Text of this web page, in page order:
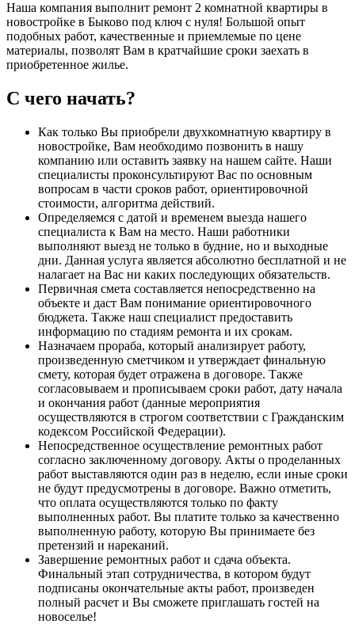
Наша компания выполнит ремонт 2 комнатной квартиры в
новостройке в Быково под ключ с нуля! Большой опыт
подобных работ, качественные и приемлемые по цене
материалы, позволят Вам в кратчайшие сроки заехать в
приобретенное жилье.
С чего начать?
Как только Вы приобрели двухкомнатную квартиру в
новостройке, Вам необходимо позвонить в нашу
компанию или оставить заявку на нашем сайте. Наши
специалисты проконсультируют Вас по основным
вопросам в части сроков работ, ориентировочной
стоимости, алгоритма действий.
Определяемся с датой и временем выезда нашего
специалиста к Вам на место. Наши работники
выполняют выезд не только в будние, но и выходные
дни. Данная услуга является абсолютно бесплатной и не
налагает на Вас ни каких последующих обязательств.
Первичная смета составляется непосредственно на
объекте и даст Вам понимание ориентировочного
бюджета. Также наш специалист предоставить
информацию по стадиям ремонта и их срокам.
Назначаем прораба, который анализирует работу,
произведенную сметчиком и утверждает финальную
смету, которая будет отражена в договоре. Также
согласовываем и прописываем сроки работ, дату начала
и окончания работ (данные мероприятия
осуществляются в строгом соответствии с Гражданским
кодексом Российской Федерации).
Непосредственное осуществление ремонтных работ
согласно заключенному договору. Акты о проделанных
работ выставляются один раз в неделю, если иные сроки
не будут предусмотрены в договоре. Важно отметить,
что оплата осуществляются только по факту
выполненных работ. Вы платите только за качественно
выполненную работу, которую Вы принимаете без
претензий и нареканий.
Завершение ремонтных работ и сдача объекта.
Финальный этап сотрудничества, в котором будут
подписаны окончательные акты работ, произведен
полный расчет и Вы сможете приглашать гостей на
новоселье!